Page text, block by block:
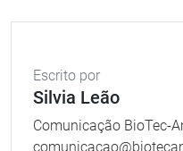
Escrito por
Silvia Leão
Comunicação BioTec-